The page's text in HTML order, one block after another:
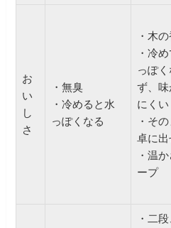
お
い
し
さ
・無臭
・冷めると水
っぽくなる
・木
・冷
っぽく
ず、味
にくい
・そ
卓に出
・温
ープ
・二